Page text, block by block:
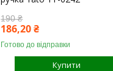
190 ₴
186,20 ₴
Готово до відправки
Купити